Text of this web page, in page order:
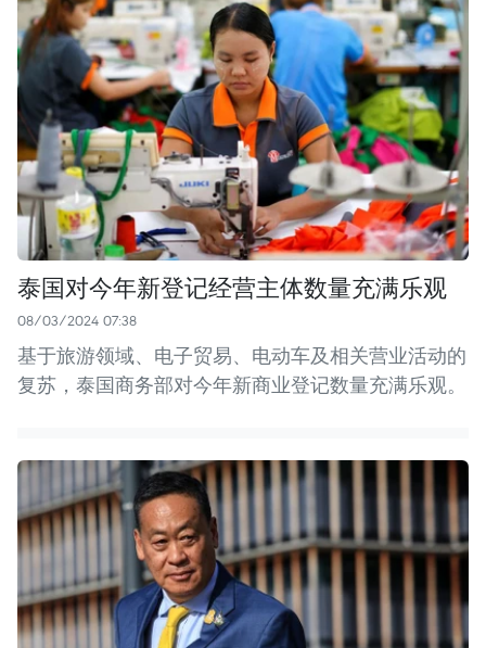
泰国对今年新登记经营主体数量充满乐观
08/03/2024 07:38
基于旅游领域、电子贸易、电动车及相关营业活动的
复苏，泰国商务部对今年新商业登记数量充满乐观。